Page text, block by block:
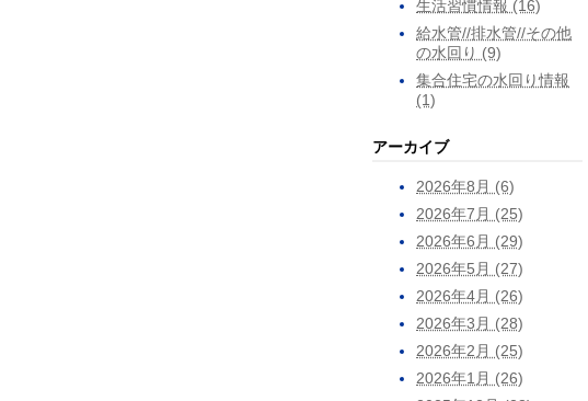
生活習慣情報 (16)
給水管//排水管//その他
の水回り (9)
集合住宅の水回り情報
(1)
アーカイブ
2026年8月 (6)
2026年7月 (25)
2026年6月 (29)
2026年5月 (27)
2026年4月 (26)
2026年3月 (28)
2026年2月 (25)
2026年1月 (26)